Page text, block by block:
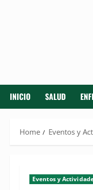
INICIO SALUD
Home Eventos y
Eventos y